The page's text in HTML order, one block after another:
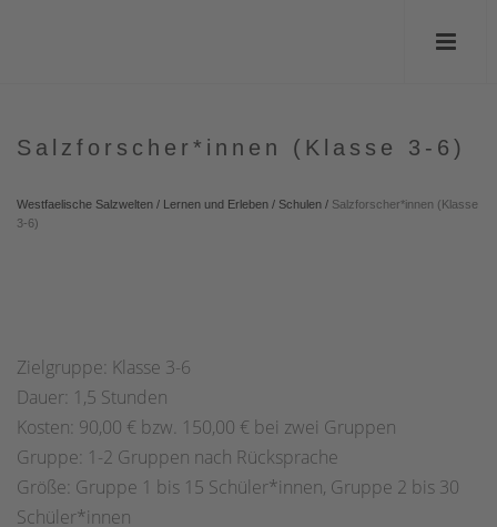
Salzforscher*innen (Klasse 3-6)
Westfaelische Salzwelten / Lernen und Erleben / Schulen / Salzforscher*innen (Klasse
3-6)
Zielgruppe: Klasse 3-6
Dauer: 1,5 Stunden
Kosten: 90,00 € bzw. 150,00 € bei zwei Gruppen
Gruppe: 1-2 Gruppen nach Rücksprache
Größe: Gruppe 1 bis 15 Schüler*innen, Gruppe 2 bis 30
Schüler*innen